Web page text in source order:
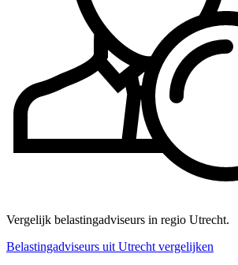
Vergelijk belastingadviseurs in regio Utrecht.
Belastingadviseurs uit Utrecht vergelijken